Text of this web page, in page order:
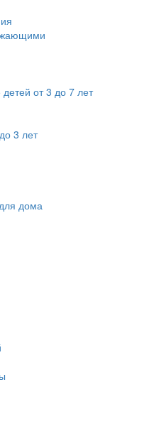
от 3 до 7 лет
3 лет
дома